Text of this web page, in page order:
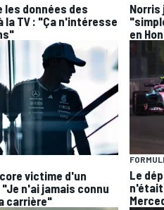
les données des
la TV : "Ça n'intéresse
Norris
en
victime d'un
n'ai jamais connu
carrière"
Le
n'était